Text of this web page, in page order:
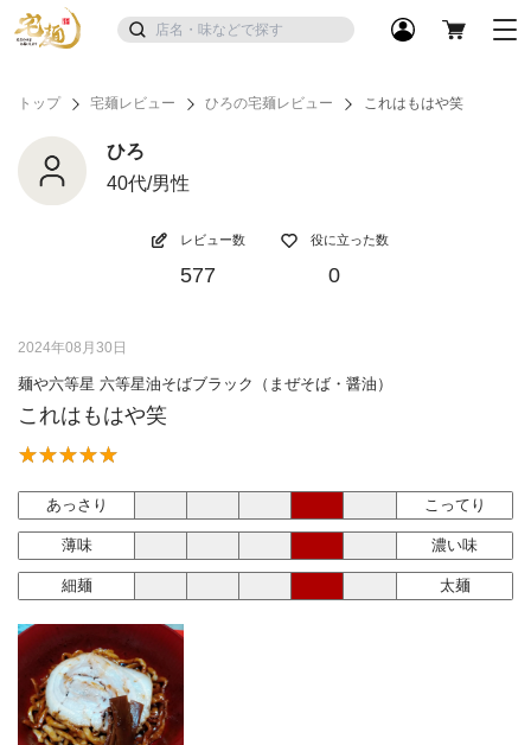
トップ 宅麺レビュー ひろの宅麺レビュー これはもはや笑
ひろ
40代/男性
レビュー数
577
役に立った数
0
2024年08月30日
麺や六等星 六等星油そばブラック（まぜそば・醤油）
これはもはや笑
あっさり こってり
薄味 濃い味
細麺 太麺